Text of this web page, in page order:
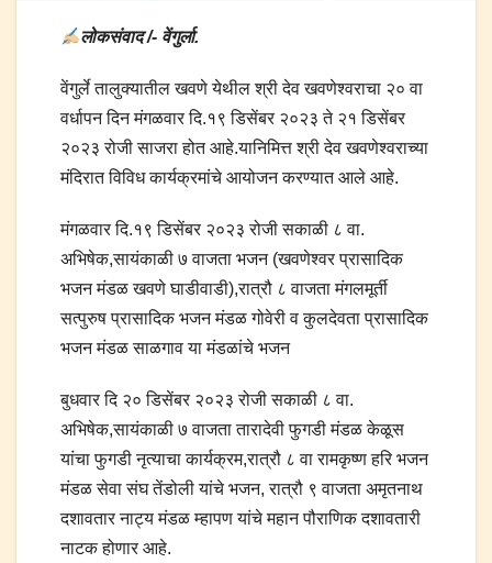
लोकसंवाद /- वेंगुर्ला.
वेंगुर्ले तालुक्यातील खवणे येथील श्री देव खवणेश्वराचा २० वा
वर्धापन दिन मंगळवार दि.१९ डिसेंबर २०२३ ते २१ डिसेंबर
२०२३ रोजी साजरा होत आहे.यानिमित्त श्री देव खवणेश्वराच्या
मंदिरात विविध कार्यक्रमांचे आयोजन करण्यात आले आहे.
मंगळवार दि.१९ डिसेंबर २०२३ रोजी सकाळी ८ वा.
अभिषेक,सायंकाळी ७ वाजता भजन (खवणेश्वर प्रासादिक
भजन मंडळ खवणे घाडीवाडी),रात्रौ ८ वाजता मंगलमूर्ती
सत्पुरुष प्रासादिक भजन मंडळ गोवेरी व कुलदेवता प्रासादिक
भजन मंडळ साळगाव या मंडळांचे भजन
बुधवार दि २० डिसेंबर २०२३ रोजी सकाळी ८ वा.
अभिषेक,सायंकाळी ७ वाजता तारादेवी फुगडी मंडळ केळूस
यांचा फुगडी नृत्याचा कार्यक्रम,रात्रौ ८ वा रामकृष्ण हरि भजन
मंडळ सेवा संघ तेंडोली यांचे भजन, रात्रौ ९ वाजता अमृतनाथ
दशावतार नाट्य मंडळ म्हापण यांचे महान पौराणिक दशावतारी
नाटक होणार आहे.